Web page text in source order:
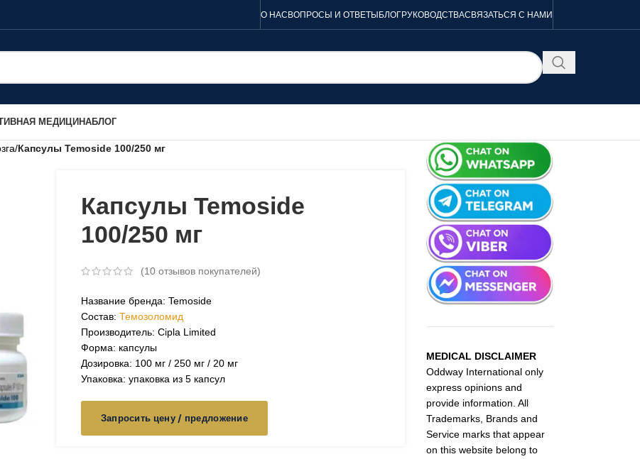
О НАСВОПРОСЫ И ОТВЕТЫБЛОГРУКОВОДСТВАСВЯЗАТЬСЯ С НАМИ
МЕДИЦИНАБЛОГ
/Капсулы Temoside 100/250 мг
Капсулы Temoside
100/250 мг
(10отзывов покупателей)
Название бренда: Temoside
Состав: Темозоломид
Производитель: Cipla Limited
Форма: капсулы
Дозировка: 100 мг / 250 мг / 20 мг
Упаковка: упаковка из 5 капсул
Запросить цену / предложение
MEDICAL DISCLAIMER
Oddway International only
express opinions and
provide information. All
Trademarks, Brands and
Service marks that appear
on this website belong to